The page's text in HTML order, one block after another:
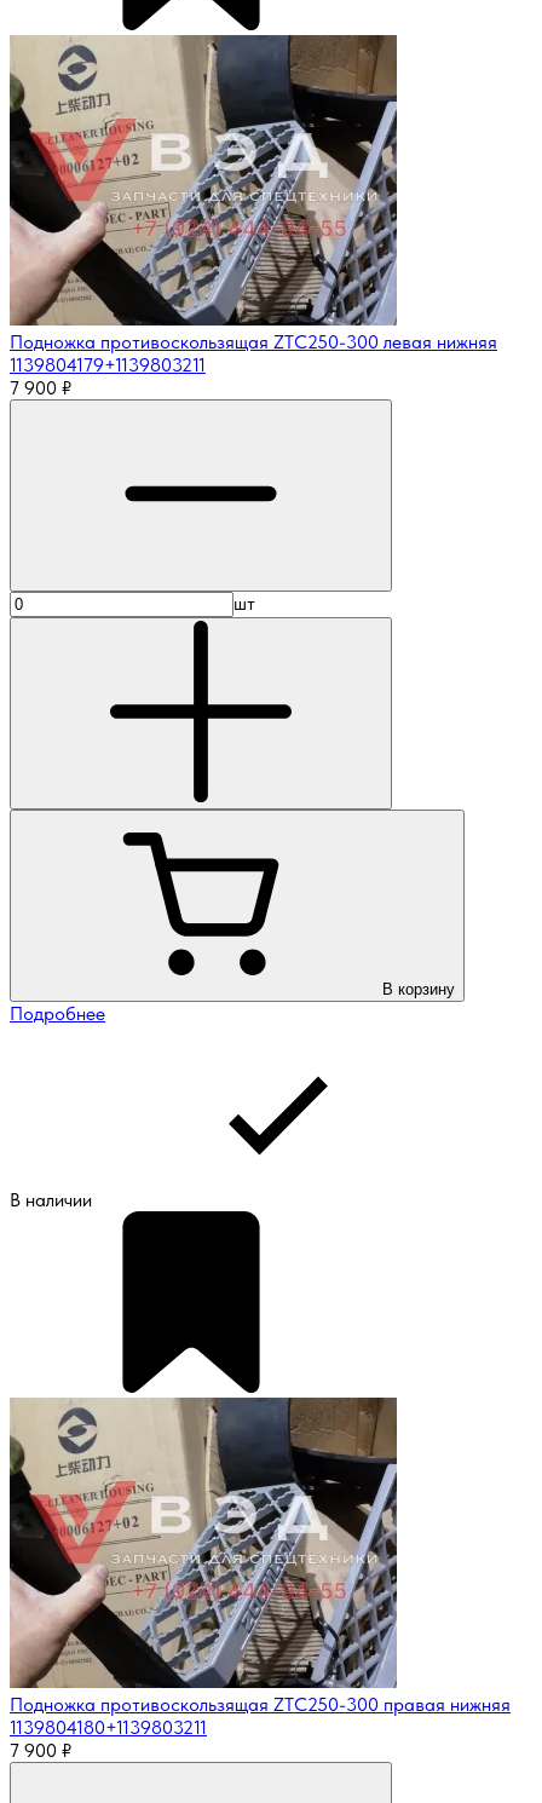
Подножка противоскользящая ZTC250-300 левая нижняя
1139804179+1139803211
7 900 ₽
шт
В корзину
Подробнее
В наличии
Подножка противоскользящая ZTC250-300 правая нижняя
1139804180+1139803211
7 900 ₽